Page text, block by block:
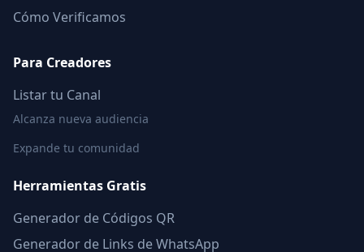
Cómo Verificamos
Para Creadores
Listar tu Canal
Alcanza nueva audiencia
Expande tu comunidad
Herramientas Gratis
Generador de Códigos QR
Generador de Links de WhatsApp